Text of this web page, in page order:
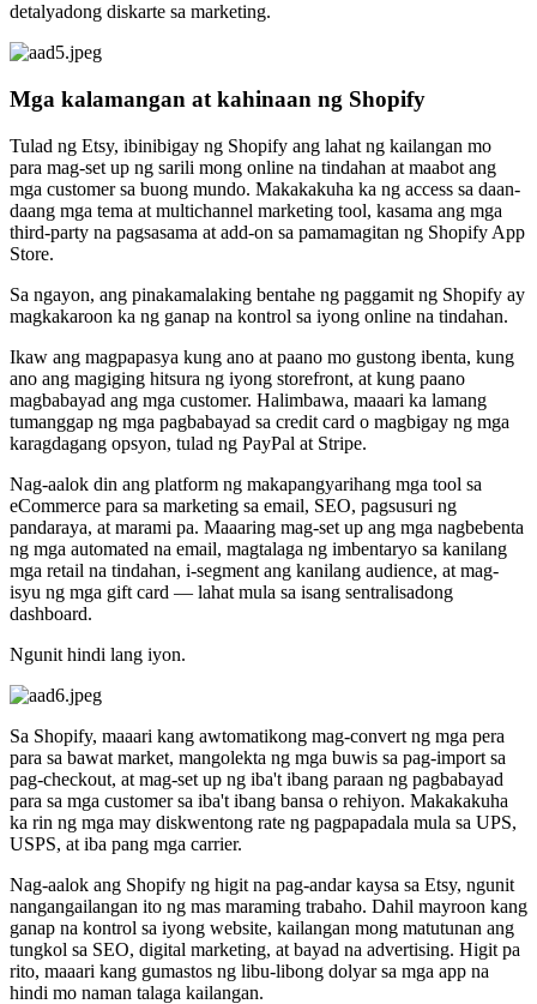
detalyadong diskarte sa marketing.
Mga kalamangan at kahinaan ng Shopify
Tulad ng Etsy, ibinibigay ng Shopify ang lahat ng kailangan mo
para mag-set up ng sarili mong online na tindahan at maabot ang
mga customer sa buong mundo. Makakakuha ka ng access sa daan-
daang mga tema at multichannel marketing tool, kasama ang mga
third-party na pagsasama at add-on sa pamamagitan ng Shopify App
Store.
Sa ngayon, ang pinakamalaking bentahe ng paggamit ng Shopify ay
magkakaroon ka ng ganap na kontrol sa iyong online na tindahan.
Ikaw ang magpapasya kung ano at paano mo gustong ibenta, kung
ano ang magiging hitsura ng iyong storefront, at kung paano
magbabayad ang mga customer. Halimbawa, maaari ka lamang
tumanggap ng mga pagbabayad sa credit card o magbigay ng mga
karagdagang opsyon, tulad ng PayPal at Stripe.
Nag-aalok din ang platform ng makapangyarihang mga tool sa
eCommerce para sa marketing sa email, SEO, pagsusuri ng
pandaraya, at marami pa. Maaaring mag-set up ang mga nagbebenta
ng mga automated na email, magtalaga ng imbentaryo sa kanilang
mga retail na tindahan, i-segment ang kanilang audience, at mag-
isyu ng mga gift card — lahat mula sa isang sentralisadong
dashboard.
Ngunit hindi lang iyon.
Sa Shopify, maaari kang awtomatikong mag-convert ng mga pera
para sa bawat market, mangolekta ng mga buwis sa pag-import sa
pag-checkout, at mag-set up ng iba't ibang paraan ng pagbabayad
para sa mga customer sa iba't ibang bansa o rehiyon. Makakakuha
ka rin ng mga may diskwentong rate ng pagpapadala mula sa UPS,
USPS, at iba pang mga carrier.
Nag-aalok ang Shopify ng higit na pag-andar kaysa sa Etsy, ngunit
nangangailangan ito ng mas maraming trabaho. Dahil mayroon kang
ganap na kontrol sa iyong website, kailangan mong matutunan ang
tungkol sa SEO, digital marketing, at bayad na advertising. Higit pa
rito, maaari kang gumastos ng libu-libong dolyar sa mga app na
hindi mo naman talaga kailangan.